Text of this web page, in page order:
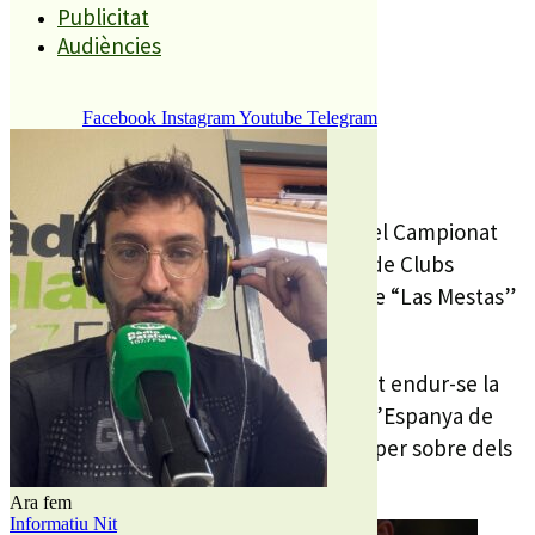
Publicitat
Audiències
Facebook InstagramYoutube Telegram
Ara fem
Informatiu Nit
Compartiu aquesta història
REDACCIÓ
14 JULIOL, 2025
Aquest cap de setmana s’ha celebrat el Campionat
d’Espanya Sub16 de Pista Aire Lliure i de Clubs
Relleus 4×100, en les pistes d’Atletisme “Las Mestas”
de Gijón.
La palafollenca Mar Paez ha aconseguit endur-se la
medalla d’or i amb ella el campionat d’Espanya de
salt de perxa sub 16 després de saltar per sobre dels
3.61m d’alçada.